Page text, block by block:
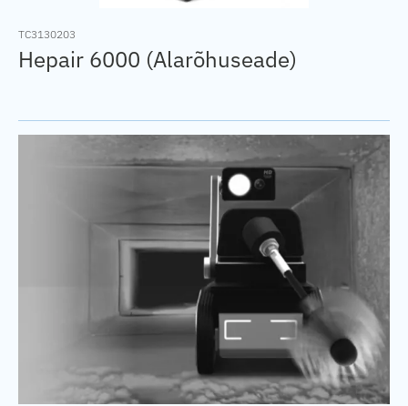
TC3130203
Hepair 6000 (Alarõhuseade)